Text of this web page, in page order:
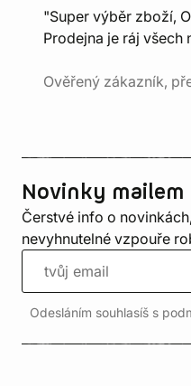
"Super výběr zboží,
Prodejna je ráj všech
Ověřený zákazník,
Novinky mailem
Čerstvé info o
nevyhnutelné vzpouře
Odesláním souhlasíš s